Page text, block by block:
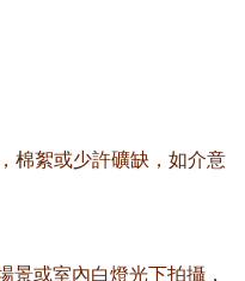
棉絮或少許礦缺，如介意
或室內白燈光下拍攝，